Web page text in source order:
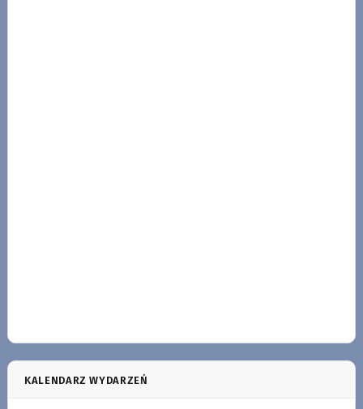
KALENDARZ WYDARZEŃ